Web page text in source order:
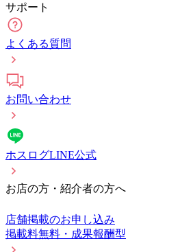
サポート
よくある質問
お問い合わせ
ホスログLINE公式
お店の方・紹介者の方へ
店舗掲載のお申し込み
掲載料無料・成果報酬型